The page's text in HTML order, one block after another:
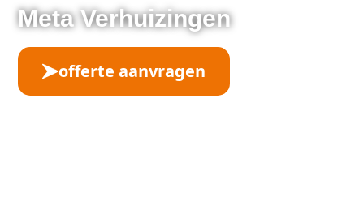
Meta Verhuizingen
offerte aanvragen